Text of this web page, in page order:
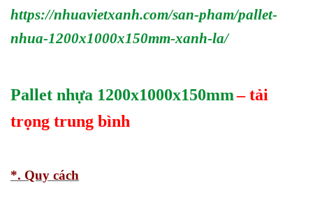
https://nhuavietxanh.com/san-pham/pallet-
nhua-1200x1000x150mm-xanh-la/
Pallet nhựa 1200x1000x150mm– tải
trọng trung bình
*. Quy cách